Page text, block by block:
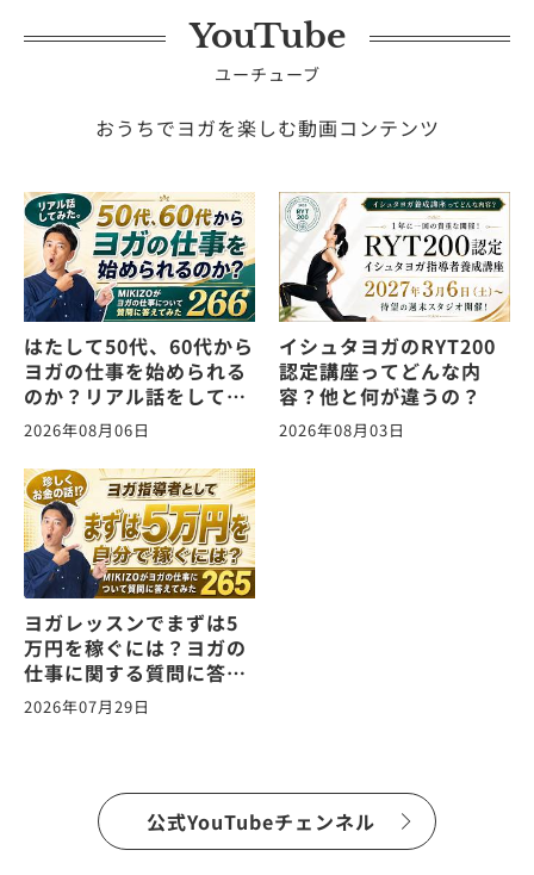
YouTube
ユーチューブ
おうちでヨガを楽しむ動画コンテンツ
はたして50代、60代から
ヨガの仕事を始められる
のか？リアル話をしてみ
た。ヨガの仕事に関する
質問に答えます！
vol.266
2026年08月06日
イシュタヨガのRYT200
認定講座ってどんな内
容？他と何が違うの？
2026年08月03日
ヨガレッスンでまずは5
万円を稼ぐには？ヨガの
仕事に関する質問に答え
ます！vol.265
2026年07月29日
公式YouTubeチェンネル